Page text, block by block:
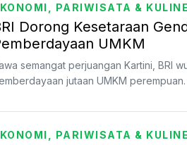
PARIWISATA &
Dorong Kesetaraan
UMKM
semangat perjuangan Kartini, BRI
jutaan UMKM perempuan.
PARIWISATA &